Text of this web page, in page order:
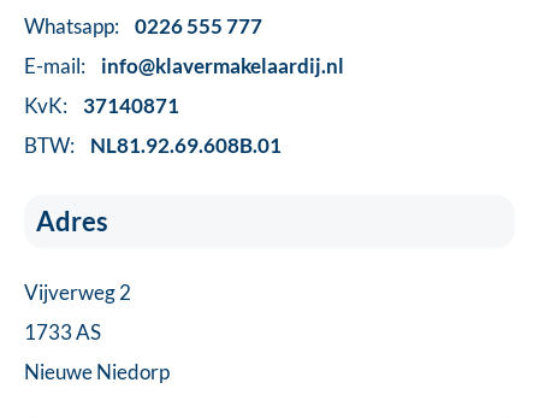
Whatsapp:
0226 555 777
E-mail:
info@klavermakelaardij.nl
KvK:
37140871
BTW:
NL81.92.69.608B.01
Adres
Vijverweg 2
1733 AS
Nieuwe Niedorp